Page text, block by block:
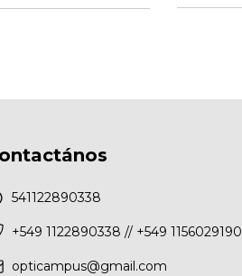
541122890338
+549 1122890338 // +549 1156029190
opticampus@gmail.com